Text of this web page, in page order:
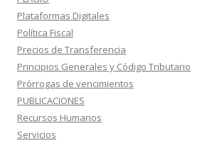
Plataformas Digitales
Política Fiscal
Precios de Transferencia
Principios Generales y Código Tributario
Prórrogas de vencimientos
PUBLICACIONES
Recursos Humanos
Servicios